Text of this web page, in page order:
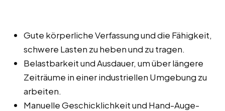
Gute körperliche Verfassung und die Fähigkeit,
schwere Lasten zu heben und zu tragen.
Belastbarkeit und Ausdauer, um über längere
Zeiträume in einer industriellen Umgebung zu
arbeiten.
Manuelle Geschicklichkeit und Hand-Auge-